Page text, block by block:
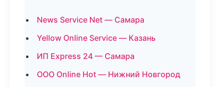
News Service Net — Самара
Yellow Online Service — Казань
ИП Express 24 — Самара
ООО Online Hot — Нижний Новгород